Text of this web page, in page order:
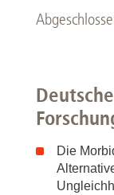
Deutsche
Die